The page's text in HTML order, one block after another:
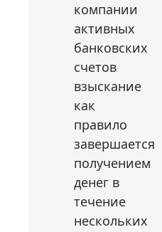
компании
активных
банковских
счетов
взыскание
как
правило
завершается
получением
денег в
течение
нескольких